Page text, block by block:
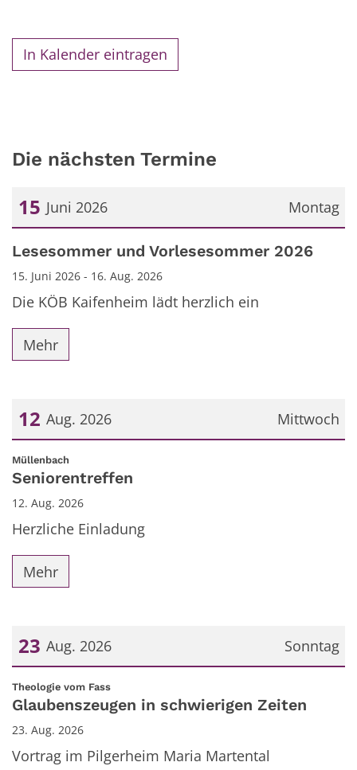
In Kalender eintragen
Die nächsten Termine
Montag
15 Juni 2026
Datum: 15. Juni 2026
Lesesommer und Vorlesesommer 2026
15. Juni 2026 - 16. Aug. 2026
Die KÖB Kaifenheim lädt herzlich ein
Mehr
Mittwoch
12 Aug. 2026
Datum: 12. August 2026
Müllenbach
Seniorentreffen
12. Aug. 2026
Herzliche Einladung
Mehr
Sonntag
23 Aug. 2026
Datum: 23. August 2026
Theologie vom Fass:
Glaubenszeugen in schwierigen Zeiten
23. Aug. 2026
Vortrag im Pilgerheim Maria Martental